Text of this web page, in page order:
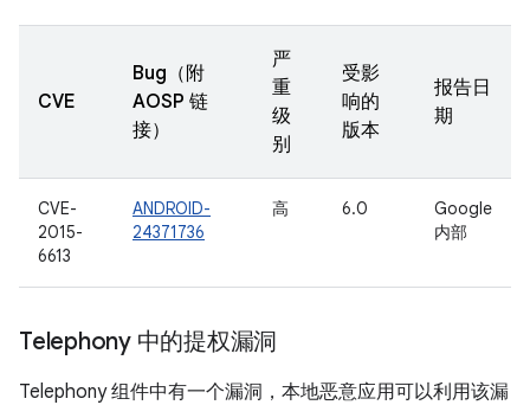
CVE
Bug（附
AOSP 链
接）
严
重
级
别
受影
响的
版本
报告日
期
CVE-
2015-
6613
ANDROID-
24371736
高 6.0
Google
内部
Telephony 中的提权漏洞
Telephony 组件中有一个漏洞，本地恶意应用可以利用该漏